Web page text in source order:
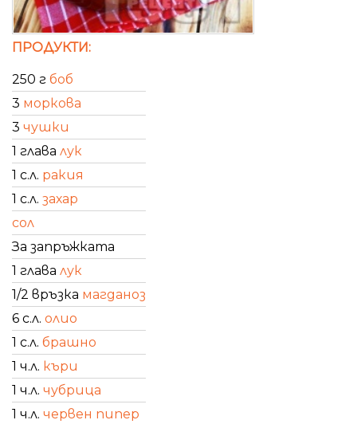
ПРОДУКТИ:
250 г боб
3 моркова
3 чушки
1 глава лук
1 с.л. ракия
1 с.л. захар
сол
За запръжката
1 глава лук
1/2 връзка магданоз
6 с.л. олио
1 с.л. брашно
1 ч.л. къри
1 ч.л. чубрица
1 ч.л. червен пипер